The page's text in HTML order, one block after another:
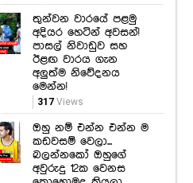
තුන්වන වාරයේ පළමු
අදියර හෙටින් අවසන්!
පාසල් නිවාඩුව සහ
ඊළඟ වාරය ගැන
අලුත්ම නිවේදනය
මෙන්න!
317 Views
ඔහු නම් එන්න එන්න ම
කඩවසම් වෙලා...
බලන්නකෝ ඔහුගේ
අවුරුදු 12ක වෙනස